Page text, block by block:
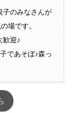
子のみなさんが
場です。
歓迎♪
であそぼ♪森っ